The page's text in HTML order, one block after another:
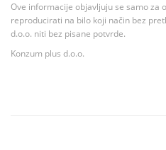
Ove informacije objavljuju se samo za
reproducirati na bilo koji način bez
d.o.o. niti bez pisane potvrde.
Konzum plus d.o.o.